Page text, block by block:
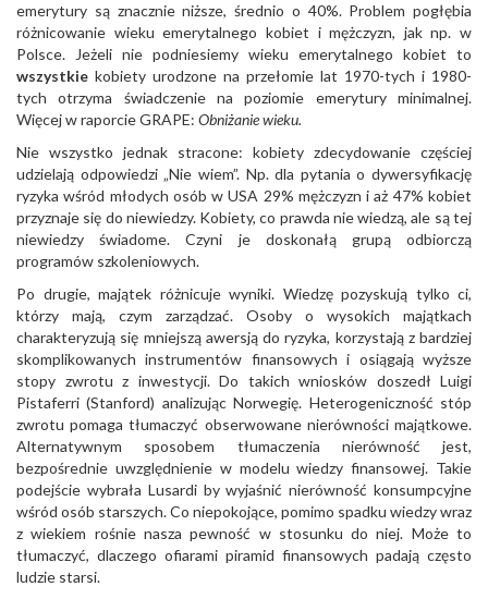
emerytury są znacznie niższe, średnio o 40%. Problem pogłębia
różnicowanie wieku emerytalnego kobiet i mężczyzn, jak np. w
Polsce. Jeżeli nie podniesiemy wieku emerytalnego kobiet to
wszystkie kobiety urodzone na przełomie lat 1970-tych i 1980-
tych otrzyma świadczenie na poziomie emerytury minimalnej.
Więcej w raporcie GRAPE: Obniżanie wieku.
Nie wszystko jednak stracone: kobiety zdecydowanie częściej
udzielają odpowiedzi „Nie wiem”. Np. dla pytania o dywersyfikację
ryzyka wśród młodych osób w USA 29% mężczyzn i aż 47% kobiet
przyznaje się do niewiedzy. Kobiety, co prawda nie wiedzą, ale są tej
niewiedzy świadome. Czyni je doskonałą grupą odbiorczą
programów szkoleniowych.
Po drugie, majątek różnicuje wyniki. Wiedzę pozyskują tylko ci,
którzy mają, czym zarządzać. Osoby o wysokich majątkach
charakteryzują się mniejszą awersją do ryzyka, korzystają z bardziej
skomplikowanych instrumentów finansowych i osiągają wyższe
stopy zwrotu z inwestycji. Do takich wniosków doszedł Luigi
Pistaferri (Stanford) analizując Norwegię. Heterogeniczność stóp
zwrotu pomaga tłumaczyć obserwowane nierówności majątkowe.
Alternatywnym sposobem tłumaczenia nierówność jest,
bezpośrednie uwzględnienie w modelu wiedzy finansowej. Takie
podejście wybrała Lusardi by wyjaśnić nierówność konsumpcyjne
wśród osób starszych. Co niepokojące, pomimo spadku wiedzy wraz
z wiekiem rośnie nasza pewność w stosunku do niej. Może to
tłumaczyć, dlaczego ofiarami piramid finansowych padają często
ludzie starsi.